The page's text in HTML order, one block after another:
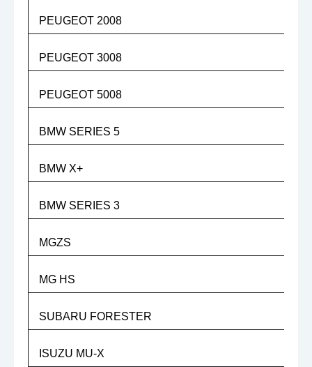
PEUGEOT 2008
PEUGEOT 3008
PEUGEOT 5008
BMW SERIES 5
BMW X+
BMW SERIES 3
MGZS
MG HS
SUBARU FORESTER
ISUZU MU-X